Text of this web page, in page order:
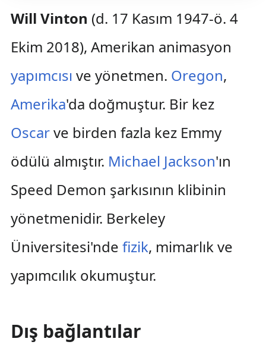
Will Vinton (d. 17 Kasım 1947-ö. 4
Ekim 2018), Amerikan animasyon
yapımcısı ve yönetmen. Oregon,
Amerika'da doğmuştur. Bir kez
Oscarve birden fazla kez Emmy
ödülü almıştır. Michael Jackson'ın
Speed Demon şarkısının klibinin
yönetmenidir. Berkeley
Üniversitesi'nde fizik, mimarlık ve
yapımcılık okumuştur.
Dış bağlantılar